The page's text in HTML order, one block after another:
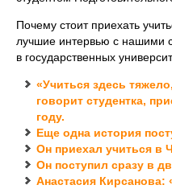
Почему стоит приехать
лучшие интервью с нашими
в государственных
«Учиться здесь
говорит студентка,
году.
Еще одна история
Он приехал учиться в
Он поступил сразу в
Анастасия Кирсанова: